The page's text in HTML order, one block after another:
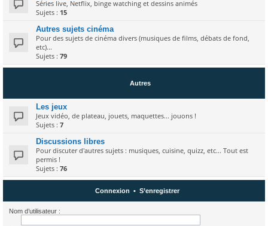
Séries live, Netflix, binge watching et dessins animés
Sujets : 15
Autres sujets cinéma
Pour des sujets de cinéma divers (musiques de films, débats de fond,
etc)...
Sujets : 79
Autres
Les jeux
Jeux vidéo, de plateau, jouets, maquettes... jouons !
Sujets : 7
Discussions libres
Pour discuter d'autres sujets : musiques, cuisine, quizz, etc... Tout est
permis !
Sujets : 76
Connexion • S’enregistrer
Nom d’utilisateur :